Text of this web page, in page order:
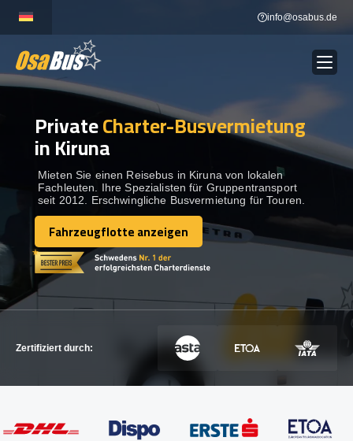
content
info@osabus.de
BUSVERMIETUNG Show dropdown
REISEZIELE Show dropdown
FLOTTE
KONTAKTIEREN SIE UNS
KONTAKTIEREN SIE UNS
PrivateCharter-Busvermietung
in Kiruna
Mieten Sie einen Reisebus in Kiruna von lokalen
Fachleuten. Ihre Spezialisten für Gruppentransport
seit 2012. Erschwingliche Busvermietung für Touren.
Fahrzeugflotte anzeigen
Fahrzeugflotte anzeigen
Zertifiziert durch: